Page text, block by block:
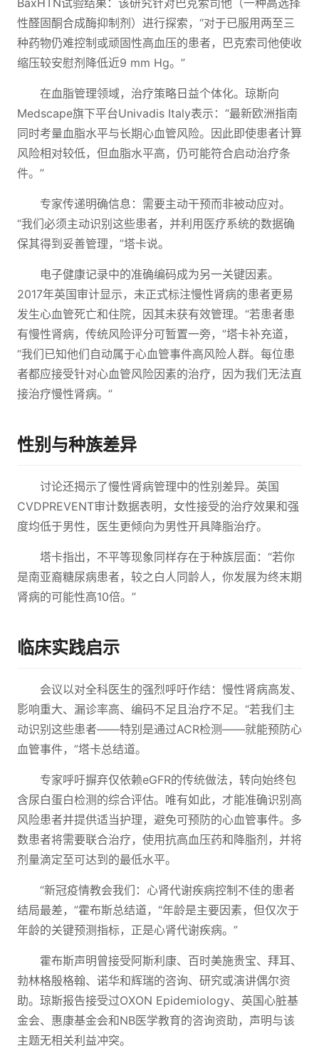
BaxHTN试验结果：该研究针对巴克索司他（一种高选择
性醛固酮合成酶抑制剂）进行探索，“对于已服用两至三
种药物仍难控制或顽固性高血压的患者，巴克索司他使收
缩压较安慰剂降低近9 mm Hg。”
在血脂管理领域，治疗策略日益个体化。琼斯向
Medscape旗下平台Univadis Italy表示：“最新欧洲指南
同时考量血脂水平与长期心血管风险。因此即使患者计算
风险相对较低，但血脂水平高，仍可能符合启动治疗条
件。”
专家传递明确信息：需要主动干预而非被动应对。
“我们必须主动识别这些患者，并利用医疗系统的数据确
保其得到妥善管理，”塔卡说。
电子健康记录中的准确编码成为另一关键因素。
2017年英国审计显示，未正式标注慢性肾病的患者更易
发生心血管死亡和住院，因其未获有效管理。“若患者患
有慢性肾病，传统风险评分可暂置一旁，”塔卡补充道，
“我们已知他们自动属于心血管事件高风险人群。每位患
者都应接受针对心血管风险因素的治疗，因为我们无法直
接治疗慢性肾病。”
性别与种族差异
讨论还揭示了慢性肾病管理中的性别差异。英国
CVDPREVENT审计数据表明，女性接受的治疗效果和强
度均低于男性，医生更倾向为男性开具降脂治疗。
塔卡指出，不平等现象同样存在于种族层面：“若你
是南亚裔糖尿病患者，较之白人同龄人，你发展为终末期
肾病的可能性高10倍。”
临床实践启示
会议以对全科医生的强烈呼吁作结：慢性肾病高发、
影响重大、漏诊率高、编码不足且治疗不足。“若我们主
动识别这些患者——特别是通过ACR检测——就能预防心
血管事件，”塔卡总结道。
专家呼吁摒弃仅依赖eGFR的传统做法，转向始终包
含尿白蛋白检测的综合评估。唯有如此，才能准确识别高
风险患者并提供适当护理，避免可预防的心血管事件。多
数患者将需要联合治疗，使用抗高血压药和降脂剂，并将
剂量滴定至可达到的最低水平。
“新冠疫情教会我们：心肾代谢疾病控制不佳的患者
结局最差，”霍布斯总结道，“年龄是主要因素，但仅次于
年龄的关键预测指标，正是心肾代谢疾病。”
霍布斯声明曾接受阿斯利康、百时美施贵宝、拜耳、
勃林格殷格翰、诺华和辉瑞的咨询、研究或演讲偶尔资
助。琼斯报告接受过OXON Epidemiology、英国心脏基
金会、惠康基金会和NB医学教育的咨询资助，声明与该
主题无相关利益冲突。